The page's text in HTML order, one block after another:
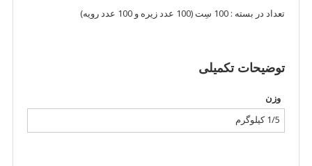
تعداد در بسته : 100 سِت (100 عدد زیره و 100 عدد رویه)
توضیحات تکمیلی
وزن
1/5 کیلوگرم